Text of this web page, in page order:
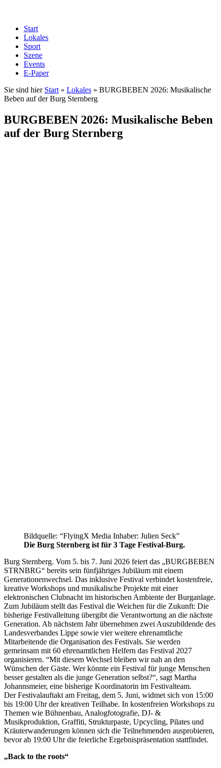
Start
Lokales
Sport
Szene
Events
E-Paper
Sie sind hier Start » Lokales » BURGBEBEN 2026: Musikalische
Beben auf der Burg Sternberg
BURGBEBEN 2026: Musikalische Beben
auf der Burg Sternberg
Bildquelle: “FlyingX Media Inhaber: Julien Seck”
Die Burg Sternberg ist für 3 Tage Festival-Burg.
Burg Sternberg. Vom 5. bis 7. Juni 2026 feiert das „BURGBEBEN
STRNBRG“ bereits sein fünfjähriges Jubiläum mit einem
Generationenwechsel. Das inklusive Festival verbindet kostenfreie,
kreative Workshops und musikalische Projekte mit einer
elektronischen Clubnacht im historischen Ambiente der Burganlage.
Zum Jubiläum stellt das Festival die Weichen für die Zukunft: Die
bisherige Festivalleitung übergibt die Verantwortung an die nächste
Generation. Ab nächstem Jahr übernehmen zwei Auszubildende des
Landesverbandes Lippe sowie vier weitere ehrenamtliche
Mitarbeitende die Organisation des Festivals. Sie werden
gemeinsam mit 60 ehrenamtlichen Helfern das Festival 2027
organisieren. “Mit diesem Wechsel bleiben wir nah an den
Wünschen der Gäste. Wer könnte ein Festival für junge Menschen
besser gestalten als die junge Generation selbst?“, sagt Martha
Johannsmeier, eine bisherige Koordinatorin im Festivalteam.
Der Festivalauftakt am Freitag, dem 5. Juni, widmet sich von 15:00
bis 19:00 Uhr der kreativen Teilhabe. In kostenfreien Workshops zu
Themen wie Bühnenbau, Analogfotografie, DJ- &
Musikproduktion, Graffiti, Strukturpaste, Upcycling, Pilates und
Kräuterwanderungen können sich die Teilnehmenden ausprobieren,
bevor ab 19:00 Uhr die feierliche Ergebnispräsentation stattfindet.
„Back to the roots“